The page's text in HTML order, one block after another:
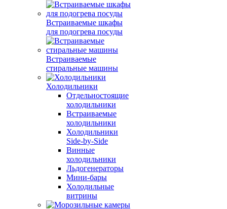
Встраиваемые шкафы
для подогрева посуды
Встраиваемые
стиральные машины
Холодильники
Отдельностоящие
холодильники
Встраиваемые
холодильники
Холодильники
Side-by-Side
Винные
холодильники
Льдогенераторы
Мини-бары
Холодильные
витрины